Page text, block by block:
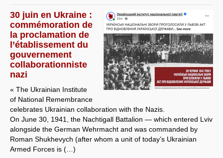
30 juin en Ukraine :
commémoration de
la proclamation de
l’établissement du
gouvernement
collaborationniste
nazi
« The Ukrainian Institute
of National Remembrance
celebrates Ukrainian collaboration with the Nazis.
On June 30, 1941, the Nachtigall Battalion — which entered Lviv
alongside the German Wehrmacht and was commanded by
Roman Shukhevych (after whom a unit of today’s Ukrainian
Armed Forces is (…)